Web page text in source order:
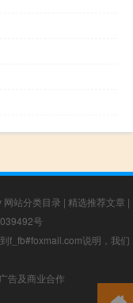
网站分类目录 | 精选推荐文章 |
号
f_fb#foxmail.com说明，我们
告及商业合作